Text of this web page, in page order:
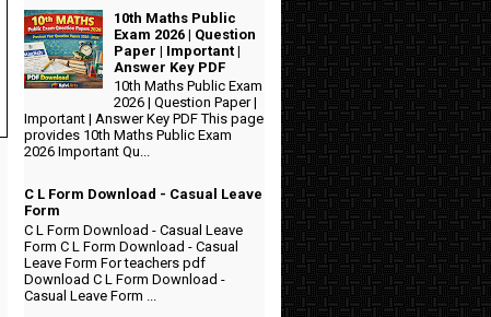
10th Maths Public
Exam 2026 | Question
Paper | Important |
Answer Key PDF
10th Maths Public Exam
2026 | Question Paper |
Important | Answer Key PDF This page
provides 10th Maths Public Exam
2026 Important Qu...
C L Form Download - Casual Leave
Form
C L Form Download - Casual Leave
Form C L Form Download - Casual
Leave Form For teachers pdf
Download C L Form Download -
Casual Leave Form ...